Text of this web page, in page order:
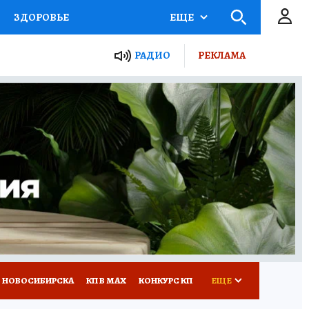
ЗДОРОВЬЕ
Я ЗНАЮ СЕМЬЯ
СЕРИАЛЫ
ВСЕ О КП РАДИО КП
ЕЩЕ
РАДИО РЕКЛАМА
КП В МАХ КОНКУРС КП ЕЩЕ